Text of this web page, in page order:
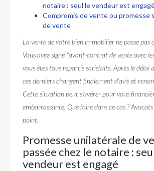
notaire : seul le vendeur est
Compromis de vente ou promesse
de vente
La vente de votre bien immobilier ne passe pas
Vous avez signé l’avant-contrat de vente avec
vous êtes tous repartis satisfaits. Après le délai
ces derniers changent finalement d’avis et
Cette situation peut s’avérer pour vous
embarrassante. Que faire dans ce cas ?
point.
Promesse unilatérale de
passée chez le notaire :
vendeur est engagé